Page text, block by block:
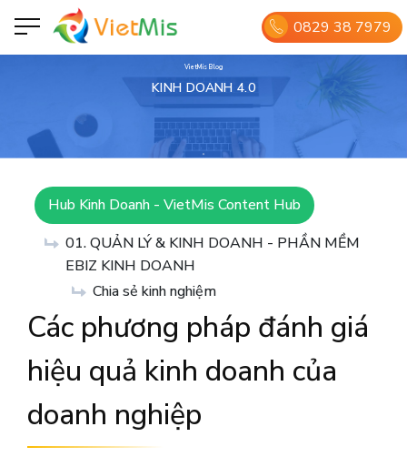
0829 38 7979
VietMis Blog
KINH DOANH 4.0
Hub Kinh Doanh - VietMis Content Hub
01. QUẢN LÝ & KINH DOANH - PHẦN MỀM
EBIZ KINH DOANH
Chia sẻ kinh nghiệm
Các phương pháp đánh giá
hiệu quả kinh doanh của
doanh nghiệp